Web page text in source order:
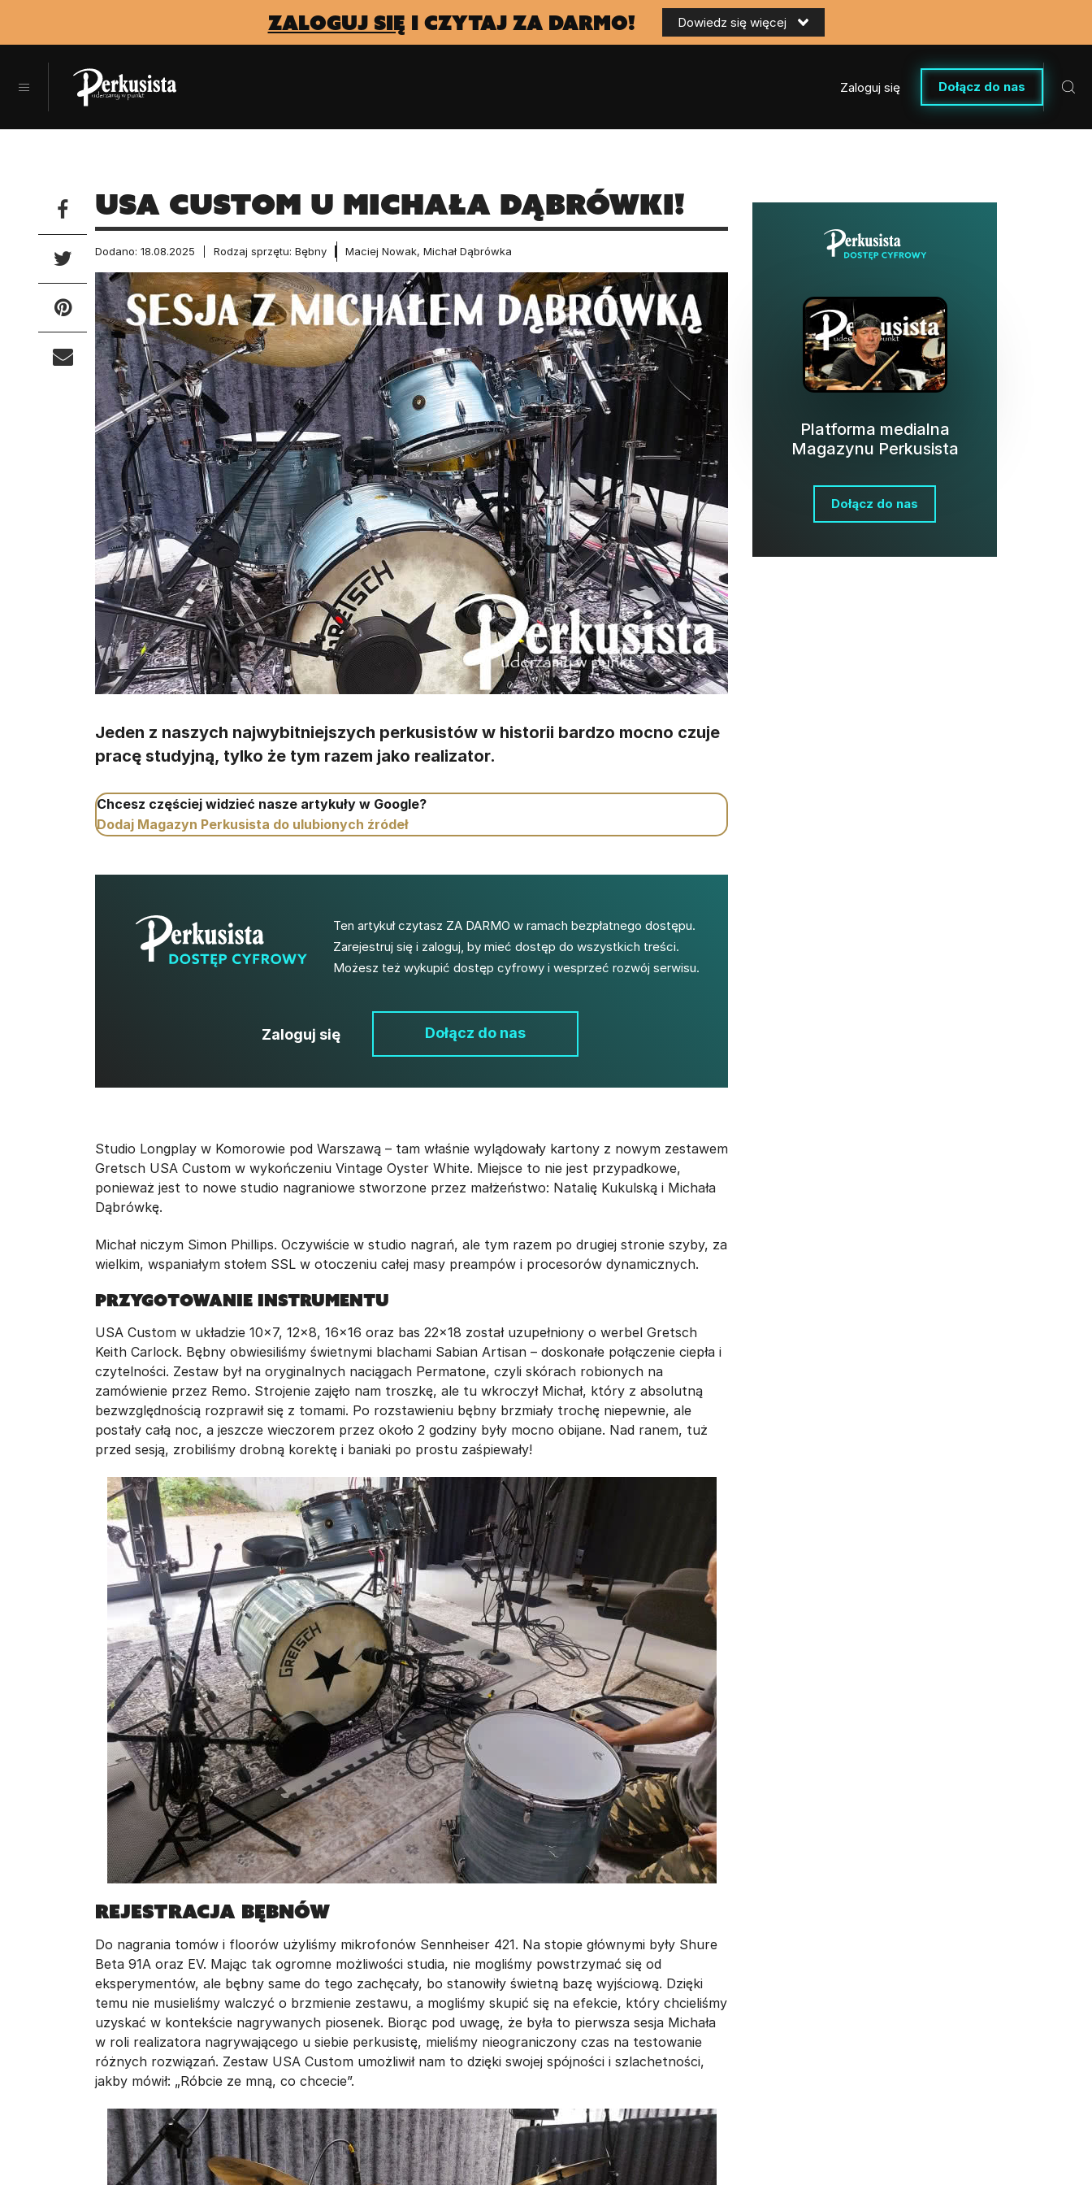
zaloguj się i czytaj za darmo! Dowiedz się więcej
Zaloguj się Dołącz do nas
USA Custom u Michała Dąbrówki!
Dodano: 18.08.2025 Rodzaj sprzętu: Bębny Maciej Nowak, Michał Dąbrówka
Jeden z naszych najwybitniejszych perkusistów w historii bardzo mocno czuje
pracę studyjną, tylko że tym razem jako realizator.
Chcesz częściej widzieć nasze artykuły w Google?
Dodaj Magazyn Perkusista do ulubionych źródeł
Ten artykuł czytasz ZA DARMO w ramach bezpłatnego dostępu.
Zarejestruj się i zaloguj, by mieć dostęp do wszystkich treści.
Możesz też wykupić dostęp cyfrowy i wesprzeć rozwój serwisu.
Zaloguj się Dołącz do nas
Studio Longplay w Komorowie pod Warszawą – tam właśnie wylądowały kartony z nowym zestawem
Gretsch USA Custom w wykończeniu Vintage Oyster White. Miejsce to nie jest przypadkowe,
ponieważ jest to nowe studio nagraniowe stworzone przez małżeństwo: Natalię Kukulską i Michała
Dąbrówkę.
Michał niczym Simon Phillips. Oczywiście w studio nagrań, ale tym razem po drugiej stronie szyby, za
wielkim, wspaniałym stołem SSL w otoczeniu całej masy preampów i procesorów dynamicznych.
Przygotowanie instrumentu
USA Custom w układzie 10x7, 12x8, 16x16 oraz bas 22x18 został uzupełniony o werbel Gretsch
Keith Carlock. Bębny obwiesiliśmy świetnymi blachami Sabian Artisan – doskonałe połączenie ciepła i
czytelności. Zestaw był na oryginalnych naciągach Permatone, czyli skórach robionych na
zamówienie przez Remo. Strojenie zajęło nam troszkę, ale tu wkroczył Michał, który z absolutną
bezwzględnością rozprawił się z tomami. Po rozstawieniu bębny brzmiały trochę niepewnie, ale
postały całą noc, a jeszcze wieczorem przez około 2 godziny były mocno obijane. Nad ranem, tuż
przed sesją, zrobiliśmy drobną korektę i baniaki po prostu zaśpiewały!
Rejestracja bębnów
Do nagrania tomów i floorów użyliśmy mikrofonów Sennheiser 421. Na stopie głównymi były Shure
Beta 91A oraz EV. Mając tak ogromne możliwości studia, nie mogliśmy powstrzymać się od
eksperymentów, ale bębny same do tego zachęcały, bo stanowiły świetną bazę wyjściową. Dzięki
temu nie musieliśmy walczyć o brzmienie zestawu, a mogliśmy skupić się na efekcie, który chcieliśmy
uzyskać w kontekście nagrywanych piosenek. Biorąc pod uwagę, że była to pierwsza sesja Michała
w roli realizatora nagrywającego u siebie perkusistę, mieliśmy nieograniczony czas na testowanie
różnych rozwiązań. Zestaw USA Custom umożliwił nam to dzięki swojej spójności i szlachetności,
jakby mówił: „Róbcie ze mną, co chcecie”.
Platforma medialna
Magazynu Perkusista
Dołącz do nas